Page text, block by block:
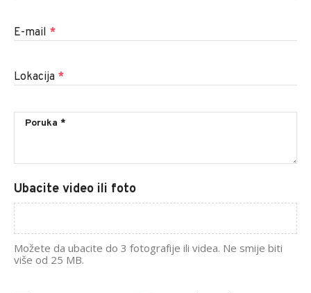
E-mail *
Lokacija *
Ubacite video ili foto
Možete da ubacite do 3 fotografije ili videa. Ne smije biti
više od 25 MB.